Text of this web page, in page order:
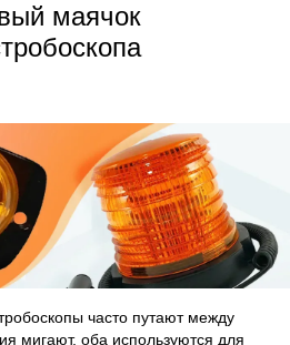
маячок
часто путают между
мигают, оба используются для